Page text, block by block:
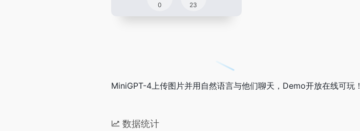
0 23
MiniGPT-4上传图片并用自然语言与他们聊天，Demo开放在线可玩！
数据统计